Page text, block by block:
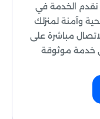
نقدم الخدمة في
وآمنة لمنزلك
مباشرة على
خدمة موثوقة